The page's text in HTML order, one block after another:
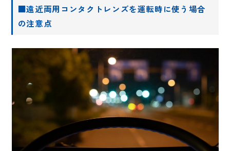
■遠近両用コンタクトレンズを運転時に使う場合
の注意点